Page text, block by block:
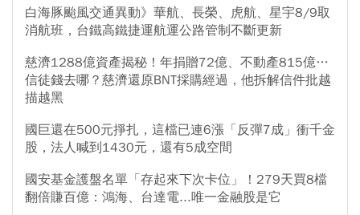
白海豚颱風交通異動》華航、長榮、虎航、星宇8/9取
消航班，台鐵高鐵捷運航運公路管制不斷更新
慈濟1288億資產揭秘！年捐贈72億、不動產815億…
信徒錢去哪？慈濟還原BNT採購經過，他拆解信件批越
描越黑
國巨還在500元掙扎，這檔已連6漲「反彈7成」衝千金
股，法人喊到1430元，還有5成空間
國安基金護盤名單「存起來下次卡位」！279天買8檔
翻倍賺百億：鴻海、台達電...唯一金融股是它